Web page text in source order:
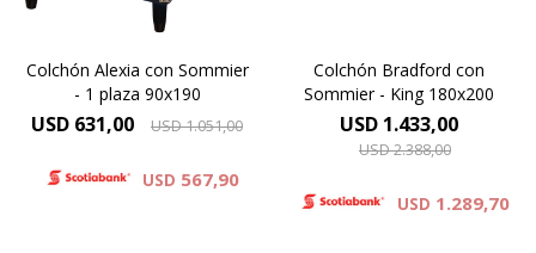
Colchón Alexia con Sommier
- 1 plaza 90x190
USD 631,00 USD1.051,00
USD 567,90
Colchón Bradford con
Sommier - King 180x200
USD 1.433,00
USD2.388,00
USD 1.289,70